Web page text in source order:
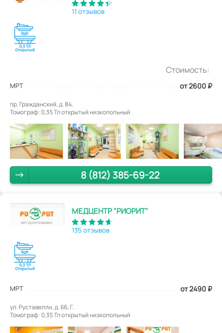
11 отзывов
Стоимость:
МРТ от 2600 ₽
пр. Гражданский, д. 84.
Томограф: 0,35 Тл открытый низкопольный
8 (812) 385-69-22
МЕДЦЕНТР "РИОРИТ"
135 отзывов
МРТ от 2490 ₽
ул. Руставелли, д. 66, Г.
Томограф: 0,35 Тл открытый низкопольный